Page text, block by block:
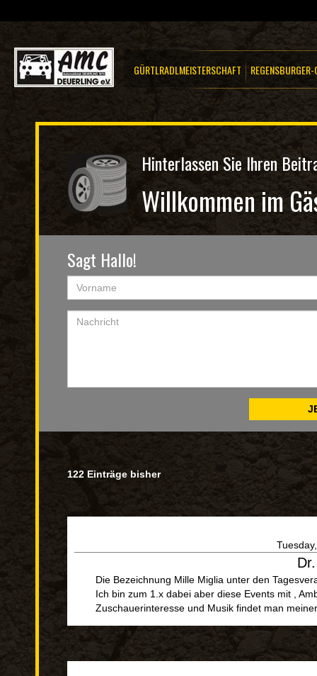
GÜRTLRADLMEISTERSCHAFT
Hinterlassen Sie Ihren
Willkommen im
Sagt Hallo!
122 Einträge bisher
Die Bezeichnung Mille Miglia unter den
Ich bin zum 1.x dabei aber diese Events mit ,
Zuschauerinteresse und Musik findet man